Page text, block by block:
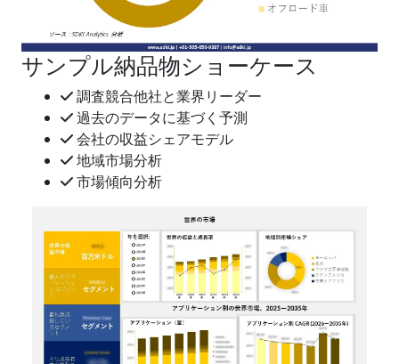
サンプル納品物ショーケース
調査競合他社と業界リーダー
過去のデータに基づく予測
会社の収益シェアモデル
地域市場分析
市場傾向分析